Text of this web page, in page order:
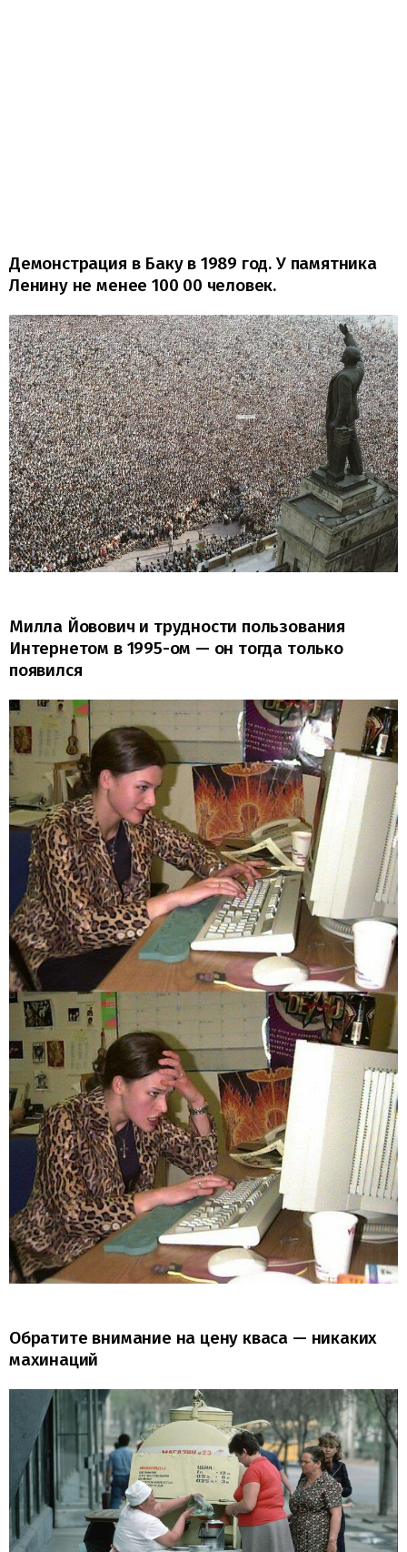
Демонстрация в Баку в 1989 год. У памятника
Ленину не менее 100 00 человек.
Милла Йовович и трудности пользования
Интернетом в 1995-ом — он тогда только
появился
Обратите внимание на цену кваса — никаких
махинаций